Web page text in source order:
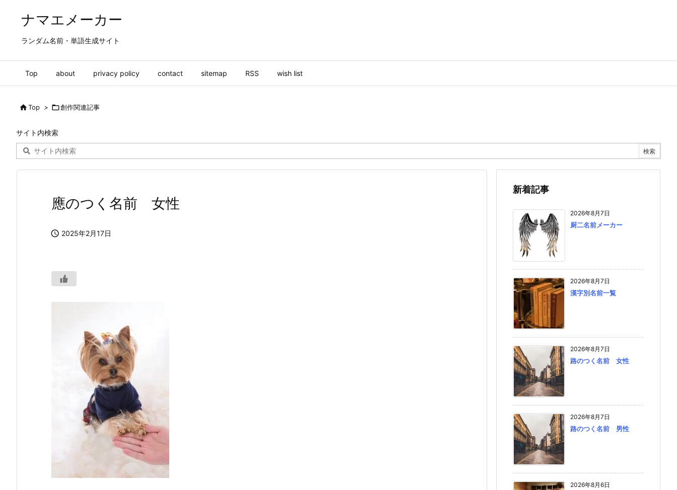
ナマエメーカー
ランダム名前・単語生成サイト
Top about privacy policy contact sitemap RSS wish list
Top > 創作関連記事
サイト内検索
應のつく名前 女性
 2025年2月17日
新着記事
2026年8月7日
厨二名前メーカー
2026年8月7日
漢字別名前一覧
2026年8月7日
路のつく名前 女性
2026年8月7日
路のつく名前 男性
2026年8月6日